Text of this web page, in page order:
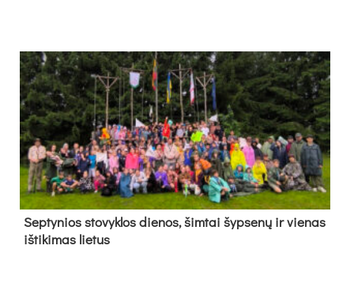
Sep­ty­nios sto­vyk­los die­nos, šim­tai šyp­se­nų ir vie­nas
iš­ti­ki­mas lie­tus